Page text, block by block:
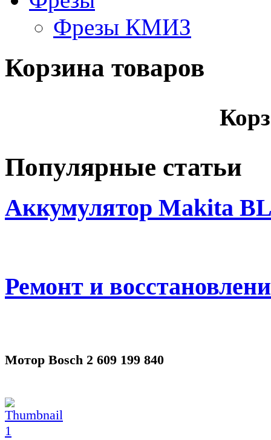
Фрезы КМИЗ
Корзина товаров
Популярные статьи
Аккумулятор Makita
Ремонт и
Мотор Bosch 2 609 199 840